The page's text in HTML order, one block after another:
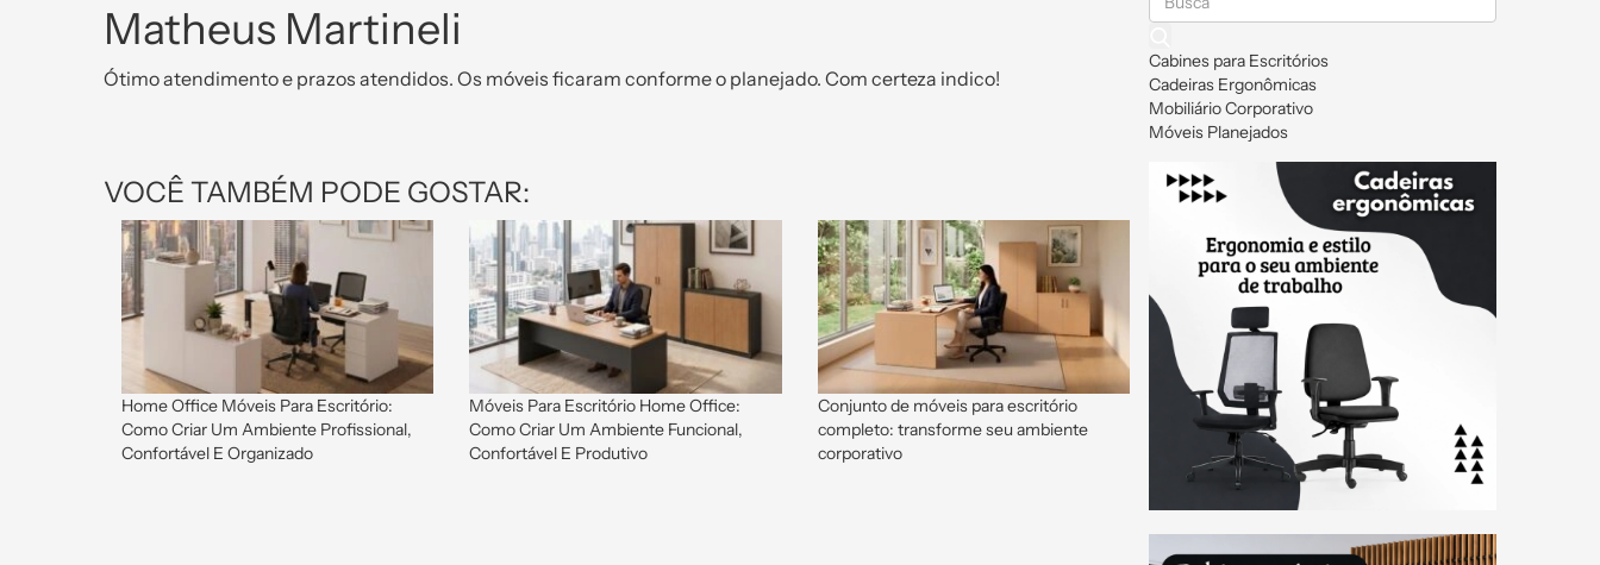
Matheus Martineli​
Ótimo atendimento e prazos atendidos. Os móveis ficaram conforme o planejado. Com certeza indico!
VOCÊ TAMBÉM PODE GOSTAR:
Home Office Móveis Para Escritório:
Como Criar Um Ambiente Profissional,
Confortável E Organizado
Móveis Para Escritório Home Office:
Como Criar Um Ambiente Funcional,
Confortável E Produtivo
Conjunto de móveis para escritório
completo: transforme seu ambiente
corporativo
Cabines para Escritórios
Cadeiras Ergonômicas
Mobiliário Corporativo
Móveis Planejados